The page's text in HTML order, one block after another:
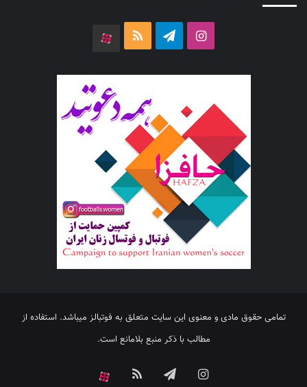
اینستاگرامتلگرام خوراک
تمامی حقوق مادی و معنوی این سایت متعلق به فوتبالز میباشد. استفاده از
مطالب با ذکر منبع بلامانع است.
اینستاگرامتلگرام خوراک